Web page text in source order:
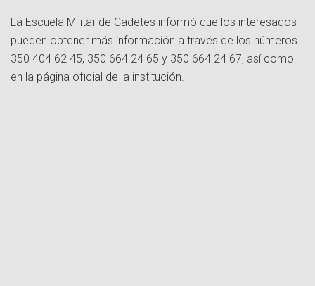
La Escuela Militar de Cadetes informó que los interesados
pueden obtener más información a través de los números
350 404 62 45, 350 664 24 65 y 350 664 24 67, así como
en la página oficial de la institución.